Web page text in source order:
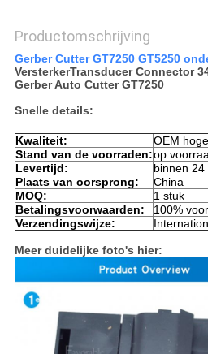
Productomschrijving
Gerber Cutter GT7250 GT5250
VersterkerTransducer Connector
Gerber Auto Cutter GT7250
Snelle details:
Kwaliteit:
OEM
Stand van de voorraden:op
Levertijd:
binnen
Plaats van oorsprong:
China
MOQ:
1 stuk
Betalingsvoorwaarden:
100%
Verzendingswijze:
Meer duidelijke foto's hier: